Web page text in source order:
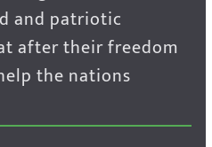
and patriotic
after their freedom
the nations